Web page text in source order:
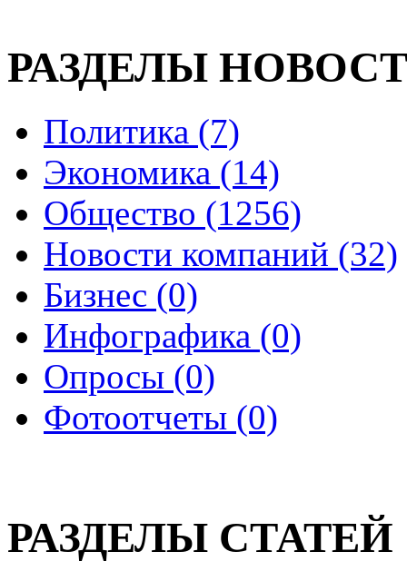
РАЗДЕЛЫ
Политика (7)
Экономика (14)
Общество (1256)
Новости компаний (32)
Бизнес (0)
Инфографика (0)
Опросы (0)
Фотоотчеты (0)
РАЗДЕЛЫ СТАТЕЙ